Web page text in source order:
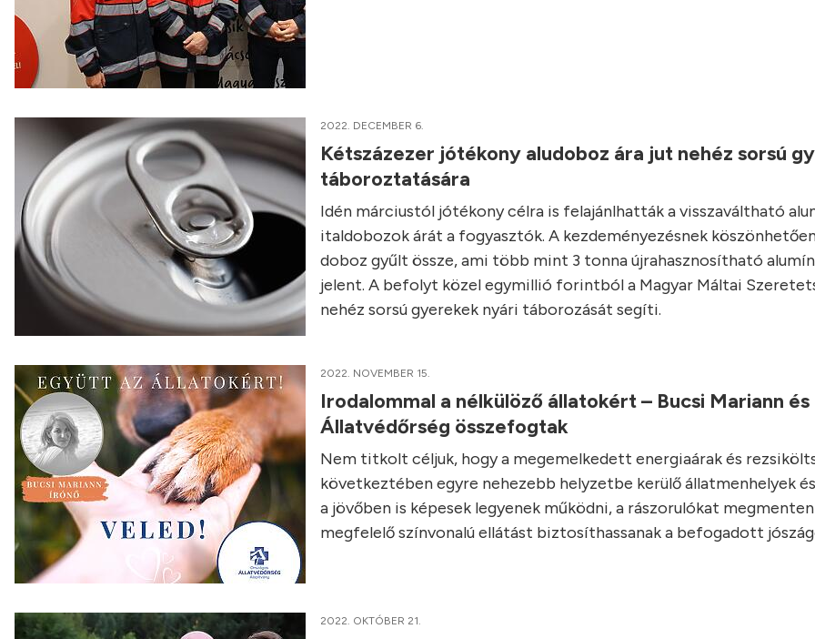
2022. DECEMBER 6.
Kétszázezer jótékony aludoboz ára jut nehéz sorsú
táboroztatására
Idén márciustól jótékony célra is felajánlhatták a visszaváltható
italdobozok árát a fogyasztók. A kezdeményezésnek
doboz gyűlt össze, ami több mint 3 tonna újrahasznosítható
jelent. A befolyt közel egymillió forintból a Magyar Máltai
nehéz sorsú gyerekek nyári táborozását segíti.
2022. NOVEMBER 15.
Irodalommal a nélkülöző állatokért – Bucsi Mariann és
Állatvédőrség összefogtak
Nem titkolt céljuk, hogy a megemelkedett energiaárak és
következtében egyre nehezebb helyzetbe kerülő állatmenhelyek
a jövőben is képesek legyenek működni, a rászorulókat
megfelelő színvonalú ellátást biztosíthassanak a befogadott
2022. OKTÓBER 21.